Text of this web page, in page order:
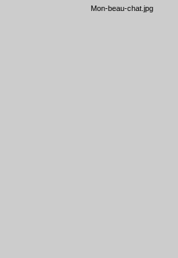
Mon-beau-chat.jpg